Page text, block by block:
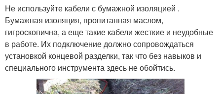
Не используйте кабели с бумажной изоляцией .
Бумажная изоляция, пропитанная маслом,
гигроскопична, а еще такие кабели жесткие и неудобные
в работе. Их подключение должно сопровождаться
установкой концевой разделки, так что без навыков и
специального инструмента здесь не обойтись.